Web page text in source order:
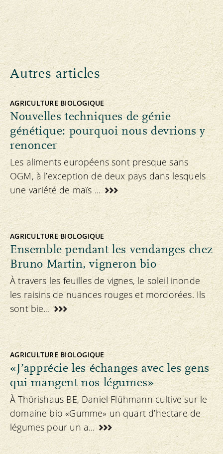
Autres articles
AGRICULTURE BIOLOGIQUE
Nouvelles techniques de génie
génétique: pourquoi nous devrions y
renoncer
Les aliments européens sont presque sans
OGM, à l’exception de deux pays dans lesquels
une variété de maïs ...
AGRICULTURE BIOLOGIQUE
Ensemble pendant les vendanges chez
Bruno Martin, vigneron bio
À travers les feuilles de vignes, le soleil inonde
les raisins de nuances rouges et mordorées. Ils
sont bie...
AGRICULTURE BIOLOGIQUE
«J’apprécie les échanges avec les gens
qui mangent nos légumes»
À Thörishaus BE, Daniel Flühmann cultive sur le
domaine bio «Gumme» un quart d’hectare de
légumes pour un a...